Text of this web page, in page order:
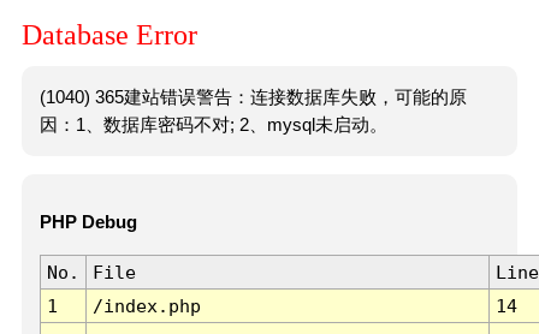
Database Error
(1040) 365建站错误警告：连接数据库失败，可能的原
因：1、数据库密码不对; 2、mysql未启动。
PHP Debug
No. File
Line
1
/index.php 14